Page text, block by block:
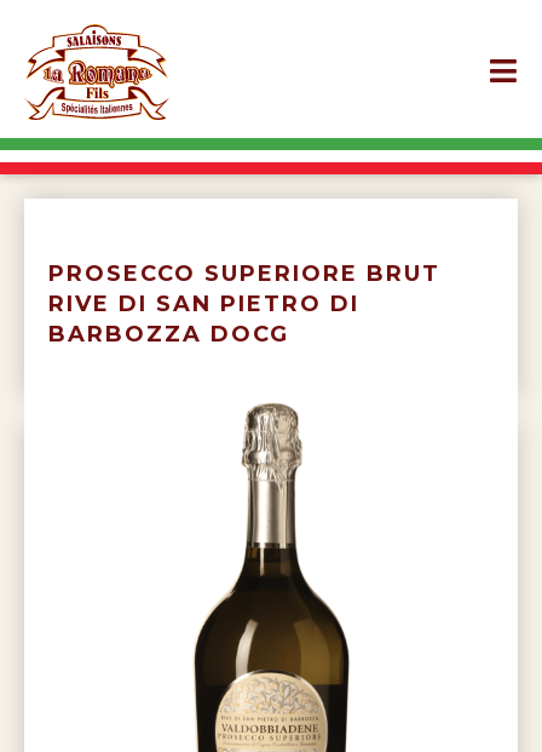
PROSECCO SUPERIORE BRUT
RIVE DI SAN PIETRO DI
BARBOZZA DOCG